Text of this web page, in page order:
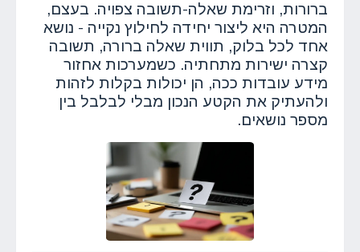
ברורות, וזרימת שאלה-תשובה צפויה. בעצם,
המטרה היא ליצור יחידה לחילוץ נקייה - נושא
אחד לכל בלוק, תווית שאלה ברורה, תשובה
קצרה ישירות מתחתיה. כשמערכות אחזור
מידע עובדות ככה, הן יכולות בקלות לזהות
ולהעתיק את הקטע הנכון מבלי לבלבל בין
מספר נושאים.